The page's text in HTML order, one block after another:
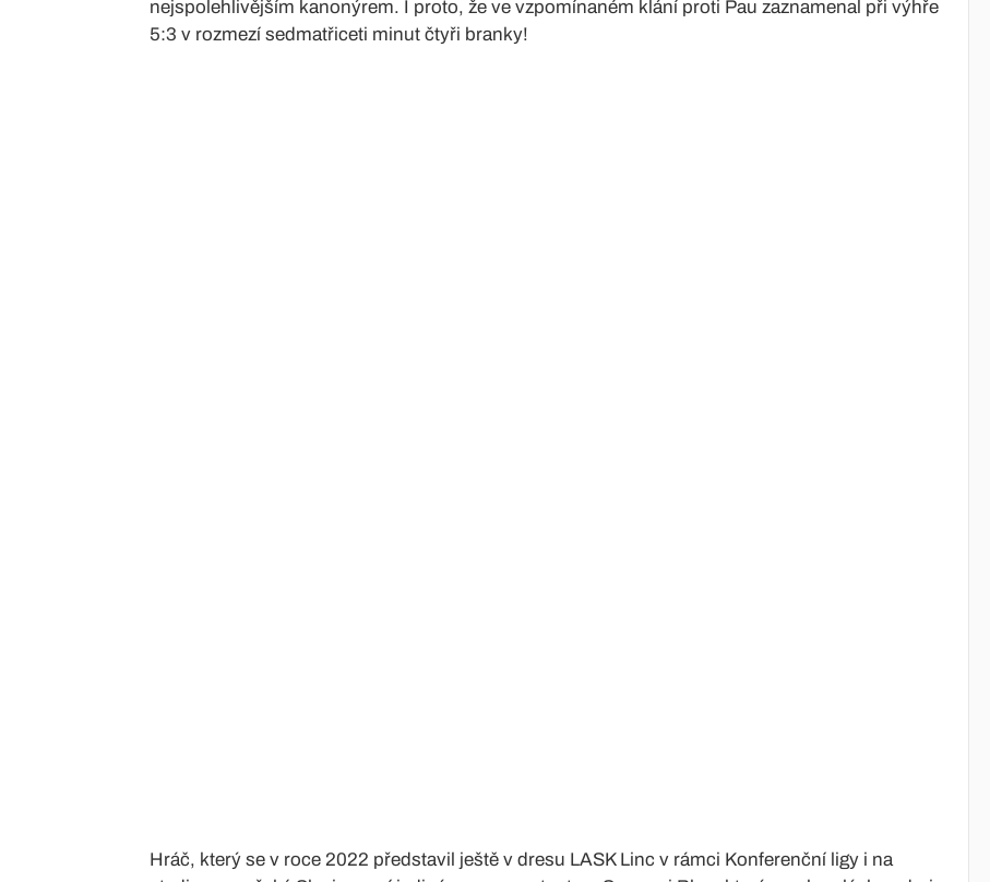
nejspolehlivějším kanonýrem. I proto, že ve vzpomínaném klání proti Pau zaznamenal při výhře
5:3 v rozmezí sedmatřiceti minut čtyři branky!
Hráč, který se v roce 2022 představil ještě v dresu LASK Linc v rámci Konferenční ligy i na